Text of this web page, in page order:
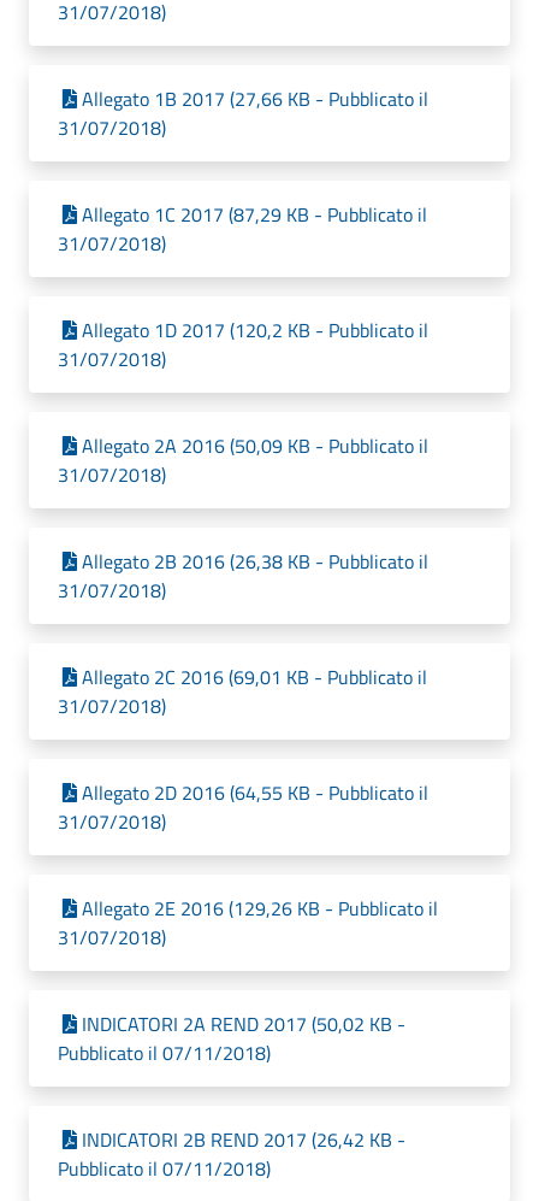
31/07/2018)
Allegato 1B 2017 (27,66 KB - Pubblicato il
31/07/2018)
Allegato 1C 2017 (87,29 KB - Pubblicato il
31/07/2018)
Allegato 1D 2017 (120,2 KB - Pubblicato il
31/07/2018)
Allegato 2A 2016 (50,09 KB - Pubblicato il
31/07/2018)
Allegato 2B 2016 (26,38 KB - Pubblicato il
31/07/2018)
Allegato 2C 2016 (69,01 KB - Pubblicato il
31/07/2018)
Allegato 2D 2016 (64,55 KB - Pubblicato il
31/07/2018)
Allegato 2E 2016 (129,26 KB - Pubblicato il
31/07/2018)
INDICATORI 2A REND 2017 (50,02 KB -
Pubblicato il 07/11/2018)
INDICATORI 2B REND 2017 (26,42 KB -
Pubblicato il 07/11/2018)